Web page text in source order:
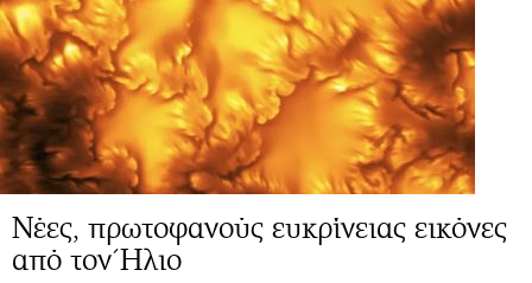
Νέες, πρωτοφανούς ευκρίνειας εικόνες
από τον Ήλιο